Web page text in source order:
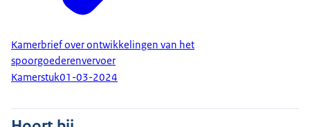
Kamerbrief over ontwikkelingen van het
spoorgoederenvervoer
Kamerstuk01-03-2024